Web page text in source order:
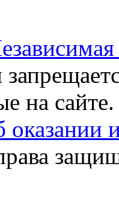
на сайте.
оказании